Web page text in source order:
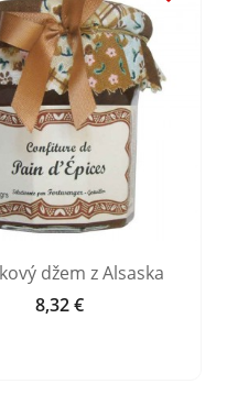
džem z Alsaska
Cena
8,32 €